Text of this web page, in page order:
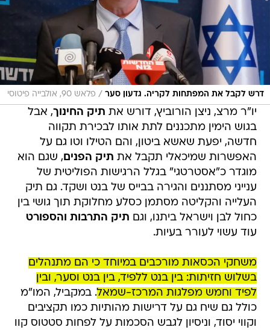
דרש לקבל את המפתחות לקריה. גדעון סער / פלאש 90, אולבייה פיטוסי
יו"ר מרצ, ניצן הורוביץ, דורש את תיק החינוך, אבל
בגוש הימין מתכננים לתת אותו לבכירת תקווה
חדשה, יפעת שאשא ביטון, והם הטילו וטו גם על
האפשרות שמיכאלי תקבל את תיק הפנים, שגם הוא
מוגדר כ"אסטרטגי" בגלל הרגישות הפוליטית של
ענייני מסתננים והגירה בבייס של בנט ושקד. גם תיק
העלייה והקליטה מסתמן כסלע מחלוקת תוך גושי בין
כחול לבן וישראל ביתנו, וגם תיק התרבות והספורט
עוד עשוי לעורר בעיות.
משחקי הכסאות מורכבים במיוחד כי הם מתנהלים
בשלוש חזיתות: בין בנט ללפיד, בין בנט וסער, ובין
לפיד וחמש מפלגות המרכז-שמאל. במקביל, המו"מ
כולל גם שיח גם על דרישות מהותיות כמו תקציבים
וקווי יסוד, וניסיון לגבש הסכמות על לפחות סטטוס קוו